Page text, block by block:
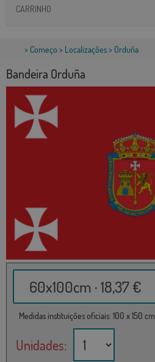
CARRINHO
> Começo > Localizações> Orduña
Bandeira Orduña
60x100cm · 18,37 €
Medidas instituições oficiais: 100 x 150 cm
Unidades: